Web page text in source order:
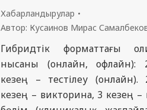
Хабарландырулар
Автор: Кусаинов Мирас
Гибридтік форматтағы
нысаны (онлайн, офлайн):
кезең – тестілеу (онлайн).
кезең – викторина, 3 кезең –